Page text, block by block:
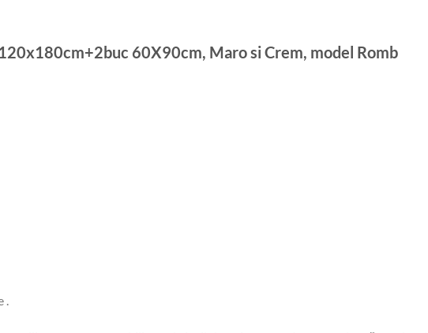
60X90cm, Maro si Crem, model Romb
.